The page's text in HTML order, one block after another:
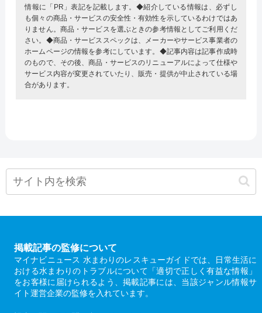
情報に「PR」表記を記載します。◆紹介している情報は、必ずし
も個々の商品・サービスの安全性・有効性を示しているわけではあ
りません。商品・サービスを選ぶときの参考情報としてご利用くだ
さい。◆商品・サービススペックは、メーカーやサービス事業者の
ホームページの情報を参考にしています。◆記事内容は記事作成時
のもので、その後、商品・サービスのリニューアルによって仕様や
サービス内容が変更されていたり、販売・提供が中止されている場
合があります。
掲載記事の監修について
マイナビニュース 水まわりのレスキューガイドでは、日常生活に
おける水まわりのトラブルについて「適切で正しく有益な情報」
をお客様に届けられるよう、掲載記事には、当該ジャンル情報サ
イト運営企業の監修を入れています。